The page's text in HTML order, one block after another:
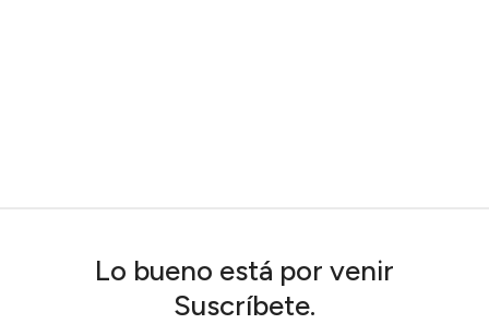
Lo bueno está por venir
Suscríbete.